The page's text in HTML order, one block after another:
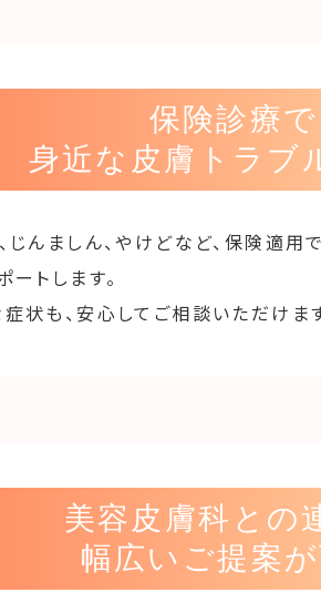
保険診療で
身近な皮膚トラブ
じんましん、やけどなど、保険適用
ートします。
状も、安心してご相談いただけます
美容皮膚科との
幅広いご提案